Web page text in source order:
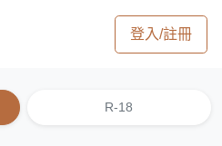
登入/註冊
R-18